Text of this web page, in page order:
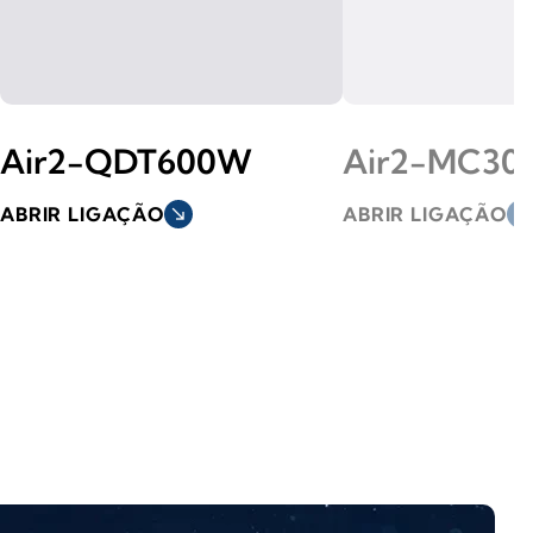
Air2-QDT600W
ABRIR LIGAÇÃO south_east
Air2-
ABRIR LIGAÇÃO